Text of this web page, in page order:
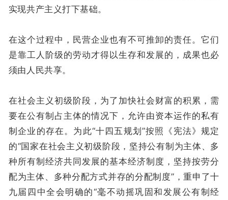
实现共产主义打下基础。
在这个过程中，民营企业也有不可推卸的责任。它们
是靠工人阶级的劳动才得以生存和发展的，成果也必
须由人民共享。
在社会主义初级阶段，为了加快社会财富的积累，需
要在公有制占主体的情况下，允许由资本运作的私有
制企业的存在。为此“十四五规划”按照《宪法》规定
的“国家在社会主义初级阶段，坚持公有制为主体、多
种所有制经济共同发展的基本经济制度，坚持按劳分
配为主体、多种分配方式并存的分配制度”，重申了十
九届四中全会明确的“毫不动摇巩固和发展公有制经